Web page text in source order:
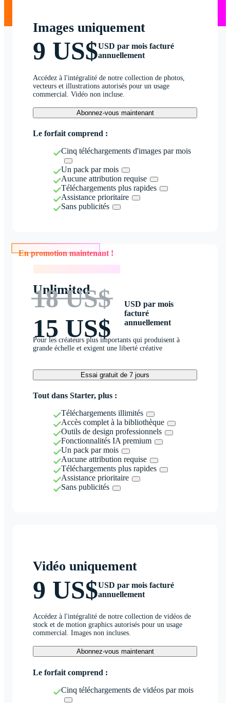
Images uniquement
9 US$USD par mois facturé
annuellement
Accédez à l'intégralité de notre collection de photos,
vecteurs et illustrations autorisés pour un usage
commercial. Vidéo non incluse.
Abonnez-vous maintenant
Le forfait comprend :
Cinq téléchargements d'images par mois
Un pack par mois
Aucune attribution requise
Téléchargements plus rapides
Assistance prioritaire
Sans publicités
En promotion maintenant !
Unlimited
18 US$
15 US$
USD par mois
facturé
annuellement
Pour les créateurs plus importants qui produisent à
grande échelle et exigent une liberté créative
Essai gratuit de 7 jours
Tout dans Starter, plus :
Téléchargements illimités
Accès complet à la bibliothèque
Outils de design professionnels
Fonctionnalités IA premium
Un pack par mois
Aucune attribution requise
Téléchargements plus rapides
Assistance prioritaire
Sans publicités
Vidéo uniquement
9 US$USD par mois facturé
annuellement
Accédez à l'intégralité de notre collection de vidéos de
stock et de motion graphics autorisés pour un usage
commercial. Images non incluses.
Abonnez-vous maintenant
Le forfait comprend :
Cinq téléchargements de vidéos par mois